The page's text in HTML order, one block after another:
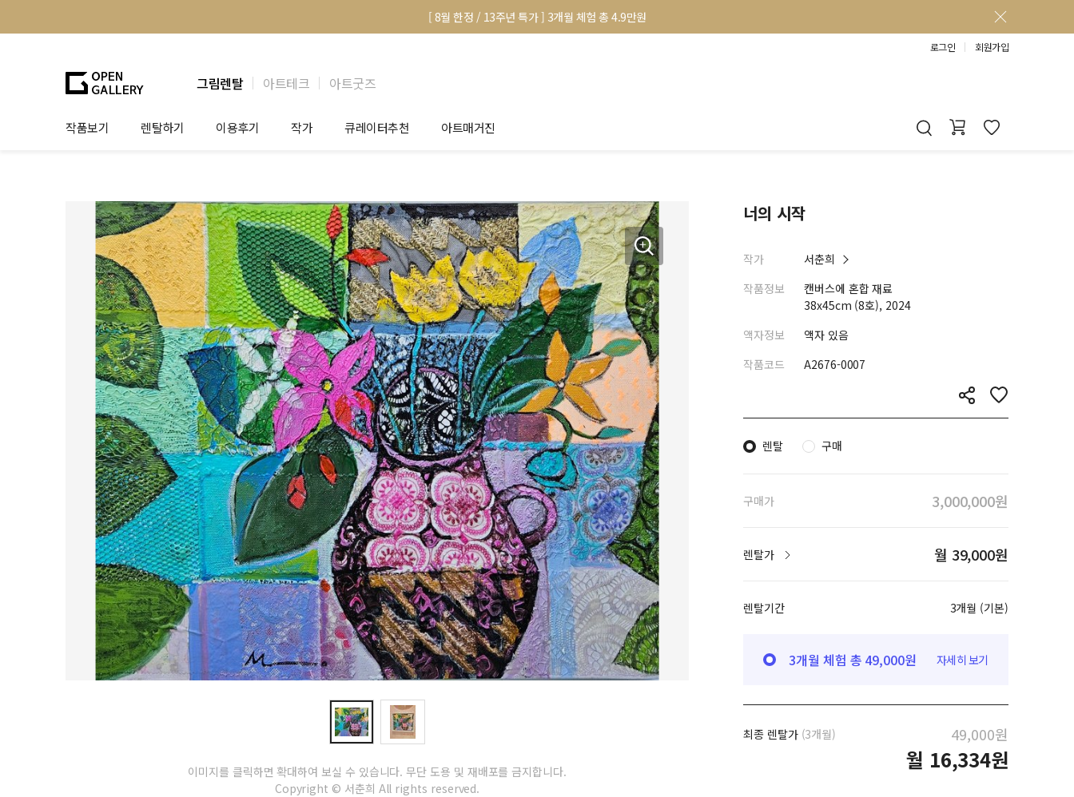
[ 8월 한정 / 13주년 특가 ] 3개월 체험 총 4.9만원
로그인 회원가입
그림렌탈 아트테크 아트굿즈
작품보기 렌탈하기
법인상담
기프트카드
이용후기
법인 고객
셀럽 인터뷰
작가
작가공모
큐레이터추천
작품선택 Tip
그림인테리어 Tip
테마별 추천
아트매거진
미술 이야기
아트 딕셔너리
이미지를 클릭하면 확대하여 보실 수 있습니다. 무단 도용 및 재배포를 금지합니다.
Copyright © 서춘희 All rights reserved.
너의 시작
작가
서춘희
작품정보
캔버스에 혼합 재료
38x45cm (8호), 2024
액자정보
액자 있음
작품코드
A2676-0007
렌탈 구매
구매가 3,000,000원
렌탈가 월 39,000원
렌탈기간 3개월 (기본)
3개월 체험 총 49,000원 자세히 보기
최종 렌탈가(3개월) 49,000원
월 16,334원